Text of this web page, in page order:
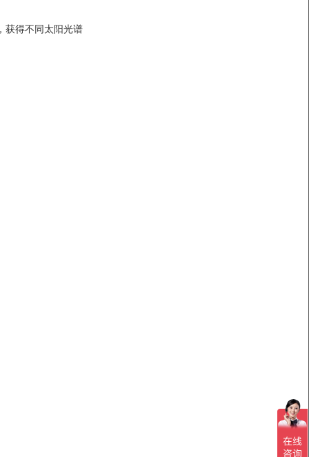
得不同太阳光谱